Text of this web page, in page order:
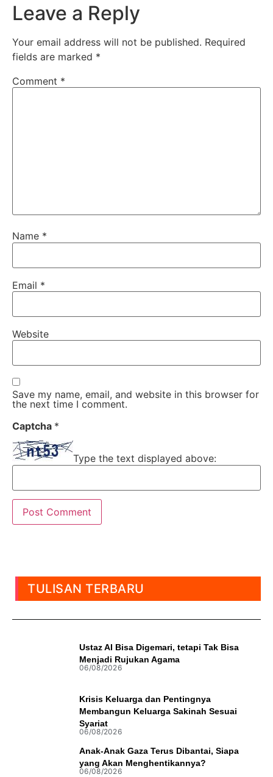
Leave a Reply
Your email address will not be published. Required
fields are marked *
Comment *
Name *
Email *
Website
Save my name, email, and website in this browser for
the next time I comment.
Captcha *
Type the text displayed above:
TULISAN TERBARU
Ustaz AI Bisa Digemari, tetapi Tak Bisa
Menjadi Rujukan Agama
06/08/2026
Krisis Keluarga dan Pentingnya
Membangun Keluarga Sakinah Sesuai
Syariat
06/08/2026
Anak-Anak Gaza Terus Dibantai, Siapa
yang Akan Menghentikannya?
06/08/2026